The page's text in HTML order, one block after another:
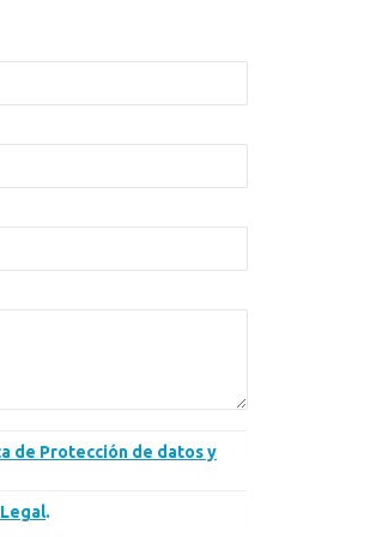
de Protección de datos y
.